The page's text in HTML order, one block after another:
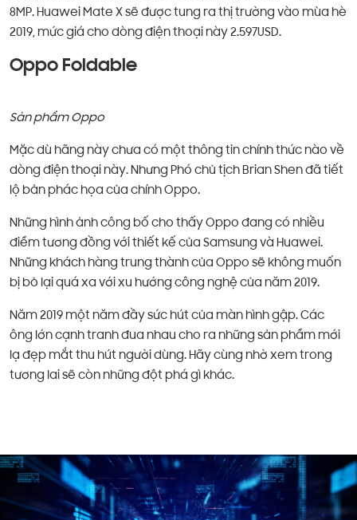
8MP. Huawei Mate X sẽ được tung ra thị trường vào mùa hè
2019, mức giá cho dòng điện thoại này 2.597USD.
Oppo Foldable
Sản phẩm Oppo
Mặc dù hãng này chưa có một thông tin chính thức nào về
dòng điện thoại này. Nhưng Phó chủ tịch Brian Shen đã tiết
lộ bản phác họa của chính Oppo.
Những hình ảnh công bố cho thấy Oppo đang có nhiều
điểm tương đồng với thiết kế của Samsung và Huawei.
Những khách hàng trung thành của Oppo sẽ không muốn
bị bỏ lại quá xa với xu hướng công nghệ của năm 2019.
Năm 2019 một năm đầy sức hút của màn hình gập. Các
ông lớn cạnh tranh đua nhau cho ra những sản phẩm mới
lạ đẹp mắt thu hút người dùng. Hãy cùng nhờ xem trong
tương lai sẽ còn những đột phá gì khác.